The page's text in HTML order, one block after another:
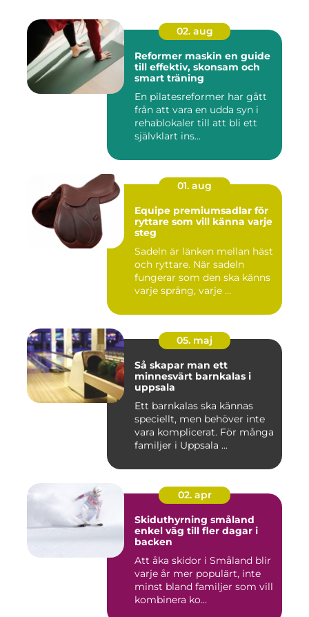
02. aug
Reformer maskin en guide
till effektiv, skonsam och
smart träning
En pilatesreformer har gått
från att vara en udda syn i
rehablokaler till att bli ett
självklart ins...
01. aug
Equipe premiumsadlar för
ryttare som vill känna varje
steg
Sadeln är länken mellan häst
och ryttare. När sadeln
fungerar som den ska känns
varje språng, varje ...
05. maj
Så skapar man ett
minnesvärt barnkalas i
uppsala
Ett barnkalas ska kännas
speciellt, men behöver inte
vara komplicerat. För många
familjer i Uppsala ...
02. apr
Skiduthyrning småland
enkel väg till fler dagar i
backen
Att åka skidor i Småland blir
varje år mer populärt, inte
minst bland familjer som vill
kombinera ko...